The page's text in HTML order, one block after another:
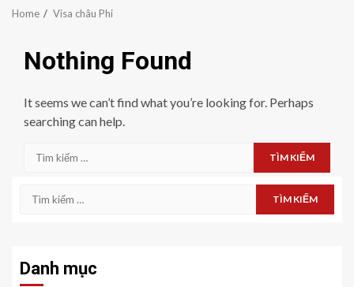
Home Visa châu Phi
Nothing Found
It seems we can’t find what you’re looking for. Perhaps
searching can help.
Tìm
Tìm
Danh mục